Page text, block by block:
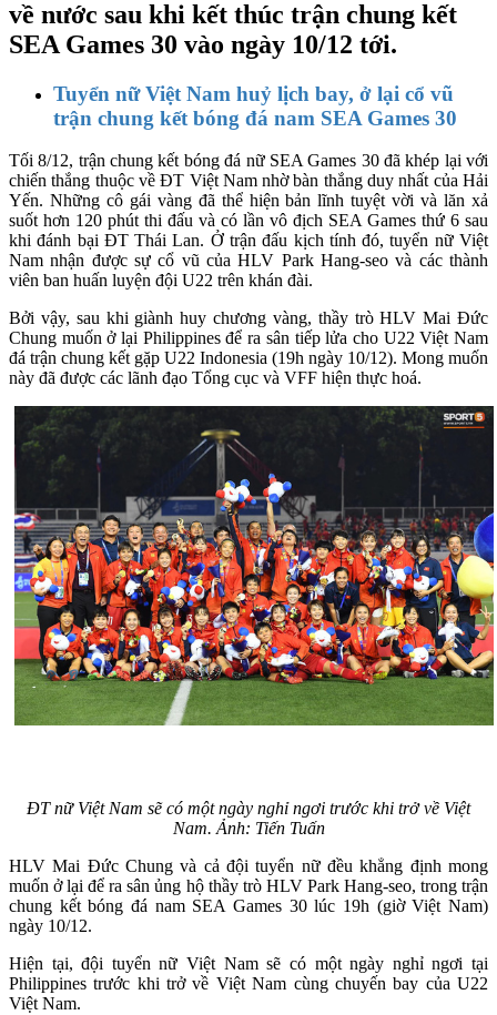
về nước sau khi kết thúc trận chung kết
SEA Games 30 vào ngày 10/12 tới.
Tuyển nữ Việt Nam huỷ lịch bay, ở lại cổ vũ
trận chung kết bóng đá nam SEA Games 30
Tối 8/12, trận chung kết bóng đá nữ SEA Games 30 đã khép lại với
chiến thắng thuộc về ĐT Việt Nam nhờ bàn thắng duy nhất của Hải
Yến. Những cô gái vàng đã thể hiện bản lĩnh tuyệt vời và lăn xả
suốt hơn 120 phút thi đấu và có lần vô địch SEA Games thứ 6 sau
khi đánh bại ĐT Thái Lan. Ở trận đấu kịch tính đó, tuyển nữ Việt
Nam nhận được sự cổ vũ của HLV Park Hang-seo và các thành
viên ban huấn luyện đội U22 trên khán đài.
Bởi vậy, sau khi giành huy chương vàng, thầy trò HLV Mai Đức
Chung muốn ở lại Philippines để ra sân tiếp lửa cho U22 Việt Nam
đá trận chung kết gặp U22 Indonesia (19h ngày 10/12). Mong muốn
này đã được các lãnh đạo Tổng cục và VFF hiện thực hoá.
ĐT nữ Việt Nam sẽ có một ngày nghỉ ngơi trước khi trở về Việt
Nam. Ảnh: Tiến Tuấn
HLV Mai Đức Chung và cả đội tuyển nữ đều khẳng định mong
muốn ở lại để ra sân ủng hộ thầy trò HLV Park Hang-seo, trong trận
chung kết bóng đá nam SEA Games 30 lúc 19h (giờ Việt Nam)
ngày 10/12.
Hiện tại, đội tuyển nữ Việt Nam sẽ có một ngày nghỉ ngơi tại
Philippines trước khi trở về Việt Nam cùng chuyến bay của U22
Việt Nam.